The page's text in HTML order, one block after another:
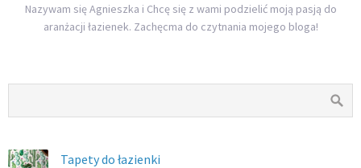
Nazywam się Agnieszka i Chcę się z wami podzielić moją pasją do
aranżacji łazienek. Zachęcma do czytnania mojego bloga!
Tapety do łazienki